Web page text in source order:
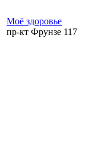
Моё здоровье
пр-кт Фрунзе 117